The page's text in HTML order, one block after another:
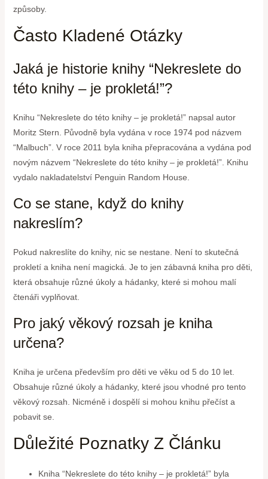
způsoby.
Často Kladené Otázky
Jaká je historie knihy “Nekreslete do
této knihy – je prokletá!”?
Knihu “Nekreslete do této knihy – je prokletá!” napsal autor
Moritz Stern. Původně byla vydána v roce 1974 pod názvem
“Malbuch”. V roce 2011 byla kniha přepracována a vydána pod
novým názvem “Nekreslete do této knihy – je prokletá!”. Knihu
vydalo nakladatelství Penguin Random House.
Co se stane, když do knihy
nakreslím?
Pokud nakreslíte do knihy, nic se nestane. Není to skutečná
prokletí a kniha není magická. Je to jen zábavná kniha pro děti,
která obsahuje různé úkoly a hádanky, které si mohou malí
čtenáři vyplňovat.
Pro jaký věkový rozsah je kniha
určena?
Kniha je určena především pro děti ve věku od 5 do 10 let.
Obsahuje různé úkoly a hádanky, které jsou vhodné pro tento
věkový rozsah. Nicméně i dospělí si mohou knihu přečíst a
pobavit se.
Důležité Poznatky Z Článku
Kniha “Nekreslete do této knihy – je prokletá!” byla